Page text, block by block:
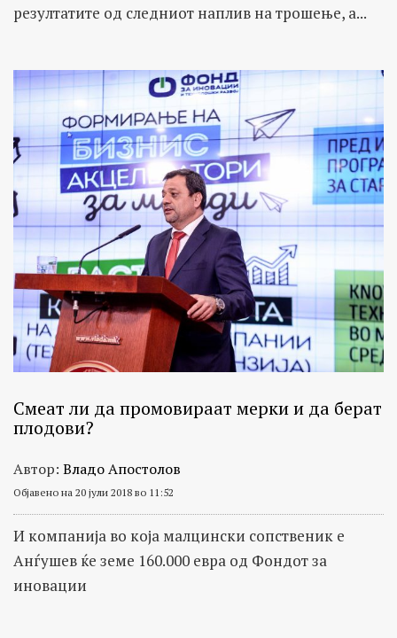
резултатите од следниот наплив на трошење, а...
Смеат ли да промовираат мерки и да берат
плодови?
Автор: Владо Апостолов
Објавено на 20 јули 2018 во 11:52
И компанија во која малцински сопственик е
Анѓушев ќе земе 160.000 евра од Фондот за
иновации